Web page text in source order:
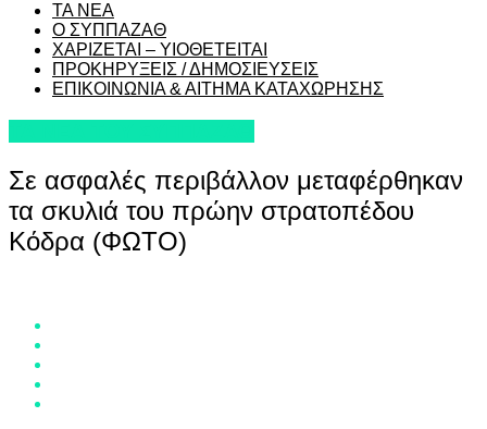
ΤΑ ΝΕΑ
Ο ΣΥΠΠΑΖΑΘ
ΧΑΡΙΖΕΤΑΙ – ΥΙΟΘΕΤΕΙΤΑΙ
ΠΡΟΚΗΡΥΞΕΙΣ / ΔΗΜΟΣΙΕΥΣΕΙΣ
ΕΠΙΚΟΙΝΩΝΙΑ & ΑΙΤΗΜΑ ΚΑΤΑΧΩΡΗΣΗΣ
Σε ασφαλές περιβάλλον μεταφέρθηκαν
τα σκυλιά του πρώην στρατοπέδου
Κόδρα (ΦΩΤΟ)